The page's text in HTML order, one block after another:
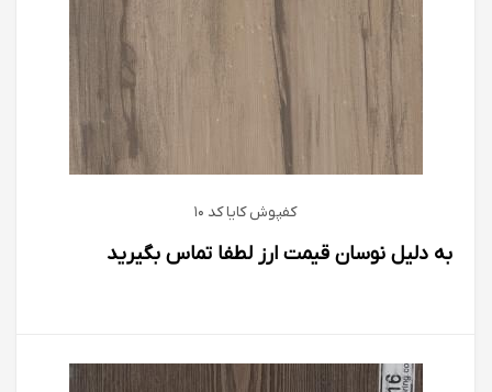
کفپوش كايا كد 10
به دلیل نوسان قیمت ارز لطفا تماس بگیرید